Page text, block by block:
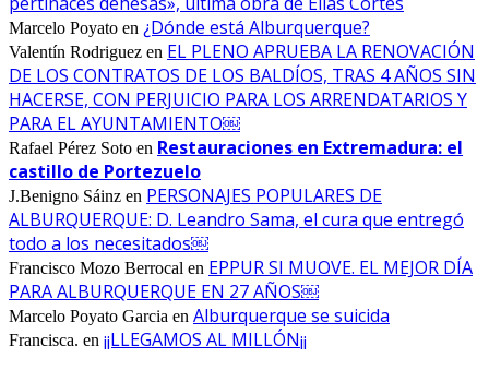
Marcelo Poyato en ¿Dónde está Alburquerque?
Valentín Rodriguez en EL PLENO APRUEBA LA RENOVACIÓN
DE LOS CONTRATOS DE LOS BALDÍOS, TRAS 4 AÑOS SIN
HACERSE, CON PERJUICIO PARA LOS ARRENDATARIOS Y
PARA EL AYUNTAMIENTO￼
Rafael Pérez Soto en Restauraciones en Extremadura: el
castillo de Portezuelo
J.Benigno Sáinz en PERSONAJES POPULARES DE
ALBURQUERQUE: D. Leandro Sama, el cura que entregó
todo a los necesitados￼
Francisco Mozo Berrocal en EPPUR SI MUOVE. EL MEJOR DÍA
PARA ALBURQUERQUE EN 27 AÑOS￼
Marcelo Poyato Garcia en Alburquerque se suicida
Francisca. en ¡¡LLEGAMOS AL MILLÓN¡¡